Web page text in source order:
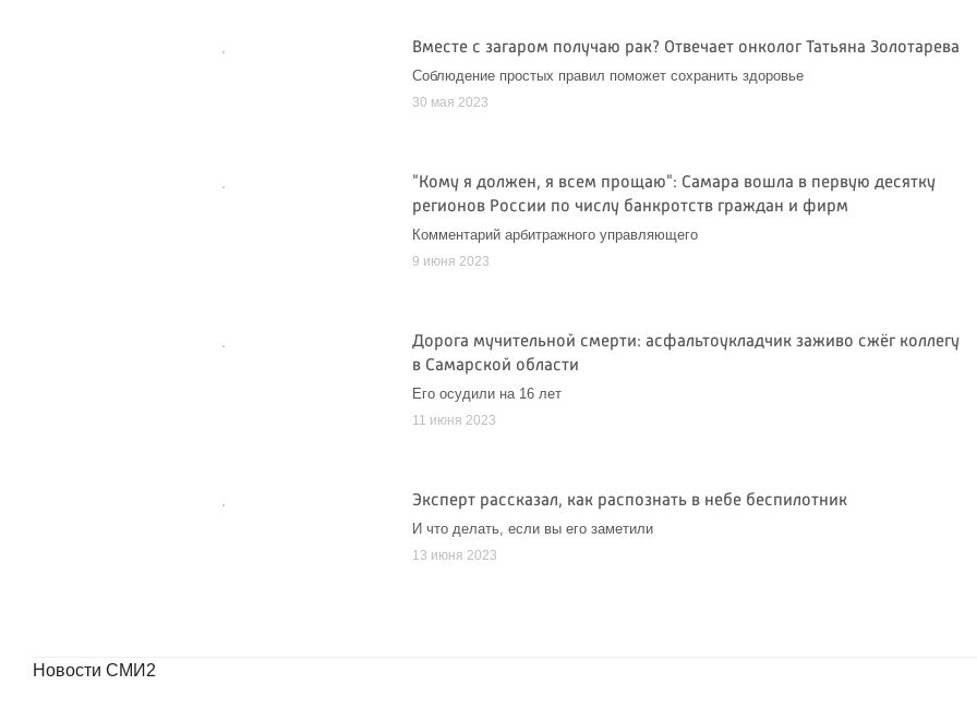
Вместе с загаром получаю рак? Отвечает онколог Татьяна Золотарева
Соблюдение простых правил поможет сохранить здоровье
30 мая 2023
"Кому я должен, я всем прощаю": Самара вошла в первую десятку
регионов России по числу банкротств граждан и фирм
Комментарий арбитражного управляющего
9 июня 2023
Дорога мучительной смерти: асфальтоукладчик заживо сжёг коллегу
в Самарской области
Его осудили на 16 лет
11 июня 2023
Эксперт рассказал, как распознать в небе беспилотник
И что делать, если вы его заметили
13 июня 2023
Новости СМИ2